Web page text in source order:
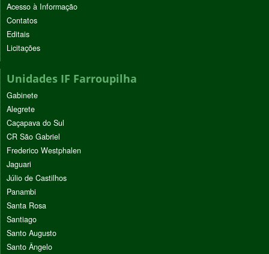
Acesso à Informação
Contatos
Editais
Licitações
Unidades IF Farroupilha
Gabinete
Alegrete
Caçapava do Sul
CR São Gabriel
Frederico Westphalen
Jaguari
Júlio de Castilhos
Panambi
Santa Rosa
Santiago
Santo Augusto
Santo Ângelo